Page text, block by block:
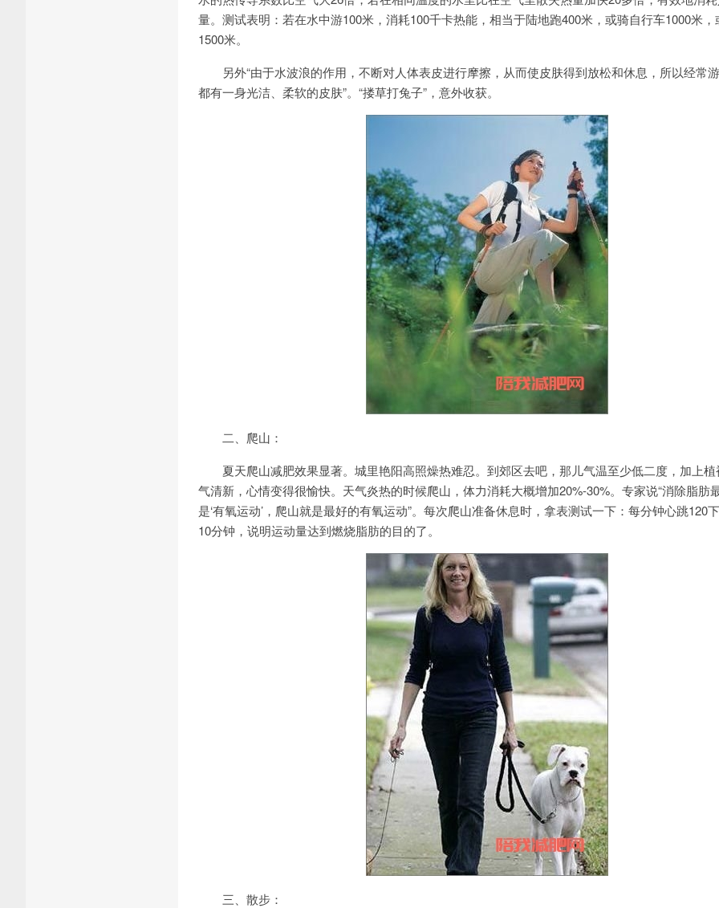
量。测试表明：若在水中游100米，消耗100千卡热能，相当于陆地跑400米，或骑自行车1000米，
1500米。
另外“由于水波浪的作用，不断对人体表皮进行摩擦，从而使皮肤得到放松和休息，所以经常
都有一身光洁、柔软的皮肤”。“搂草打兔子”，意外收获。
二、爬山：
夏天爬山减肥效果显著。城里艳阳高照燥热难忍。到郊区去吧，那儿气温至少低二度，加上
气清新，心情变得很愉快。天气炎热的时候爬山，体力消耗大概增加20%-30%。专家说“消除脂肪
是‘有氧运动’，爬山就是最好的有氧运动”。每次爬山准备休息时，拿表测试一下：每分钟心跳120
10分钟，说明运动量达到燃烧脂肪的目的了。
三、散步：